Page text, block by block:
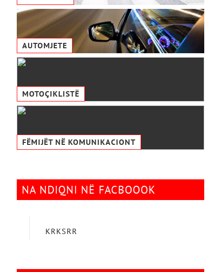
AUTOMJETE
MOTOÇIKLISTË
FËMIJËT NË KOMUNIKACIONТ
NA NDIQNI NË FACBOOOK
KRKSRR